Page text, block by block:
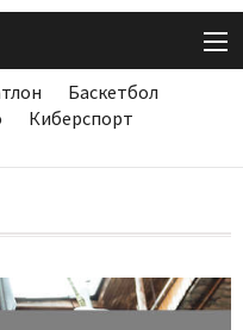
Баскетбол
Киберспорт